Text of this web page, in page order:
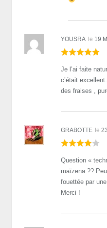
YOUSRA le 19
Je l’ai faite
c’était
des fraises ,
GRABOTTE le
Question «
maïzena ??
fouettée par
Merci !